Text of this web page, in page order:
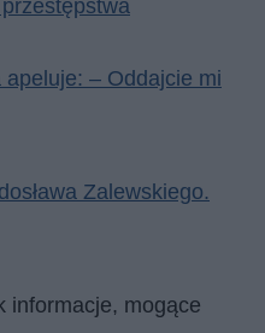
– Oddajcie mi
Zalewskiego.
informacje, mogące